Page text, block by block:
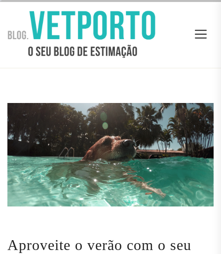
the
BLOG
VETPORTO
BLOG VETPORTO
Aproveite o verão com o seu